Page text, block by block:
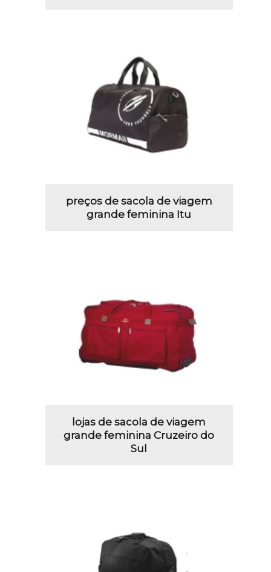
preços de sacola de viagem
grande feminina Itu
lojas de sacola de viagem
grande feminina Cruzeiro do
Sul